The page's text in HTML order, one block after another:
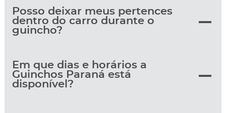
Posso deixar meus pertences
dentro do carro durante o
guincho?
Em que dias e horários a
Guinchos Paraná está
disponível?